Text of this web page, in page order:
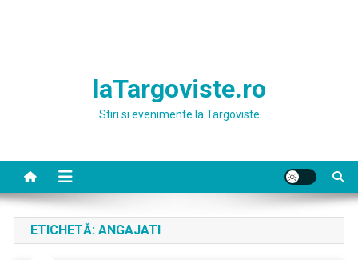
laTargoviste.ro
Stiri si evenimente la Targoviste
ETICHETĂ: ANGAJATI